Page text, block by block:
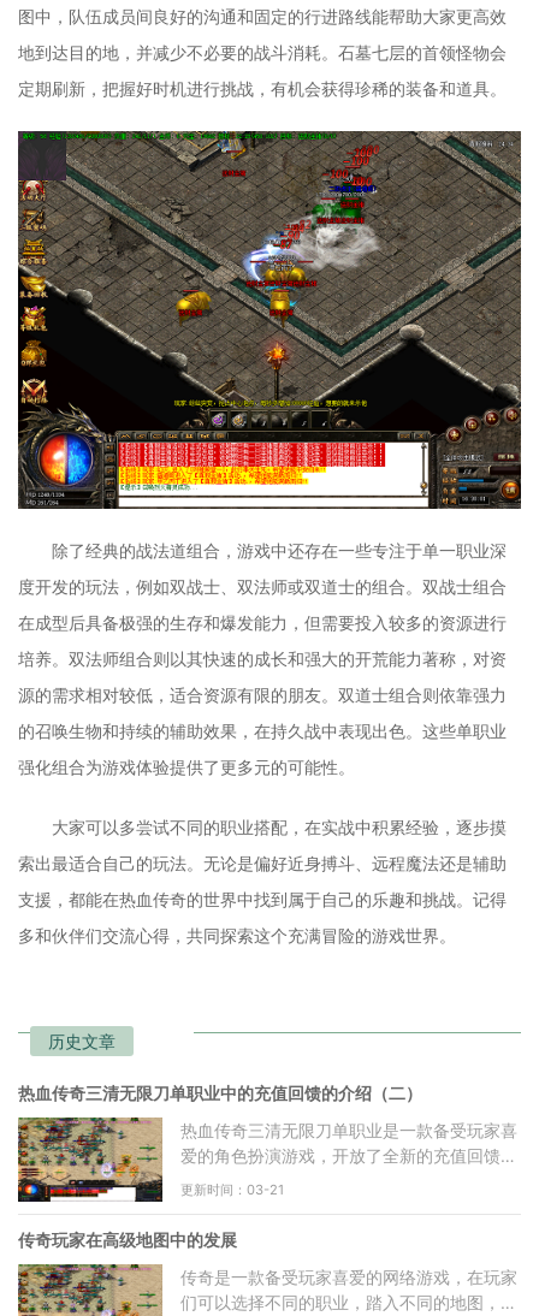
图中，队伍成员间良好的沟通和固定的行进路线能帮助大家更高效
地到达目的地，并减少不必要的战斗消耗。石墓七层的首领怪物会
定期刷新，把握好时机进行挑战，有机会获得珍稀的装备和道具。
除了经典的战法道组合，游戏中还存在一些专注于单一职业深
度开发的玩法，例如双战士、双法师或双道士的组合。双战士组合
在成型后具备极强的生存和爆发能力，但需要投入较多的资源进行
培养。双法师组合则以其快速的成长和强大的开荒能力著称，对资
源的需求相对较低，适合资源有限的朋友。双道士组合则依靠强力
的召唤生物和持续的辅助效果，在持久战中表现出色。这些单职业
强化组合为游戏体验提供了更多元的可能性。
大家可以多尝试不同的职业搭配，在实战中积累经验，逐步摸
索出最适合自己的玩法。无论是偏好近身搏斗、远程魔法还是辅助
支援，都能在热血传奇的世界中找到属于自己的乐趣和挑战。记得
多和伙伴们交流心得，共同探索这个充满冒险的游戏世界。
历史文章
热血传奇三清无限刀单职业中的充值回馈的介绍（二）
热血传奇三清无限刀单职业是一款备受玩家喜
爱的角色扮演游戏，开放了全新的充值回馈活
动，为广大玩家带来更多惊喜和福利。本文将
更新时间：03-21
传奇玩家在高级地图中的发展
传奇是一款备受玩家喜爱的网络游戏，在玩家
们可以选择不同的职业，踏入不同的地图，与